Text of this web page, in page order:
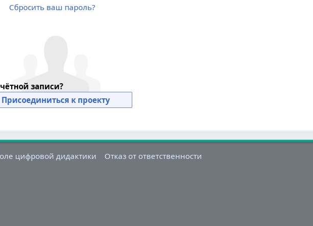
Сбросить ваш пароль?
записи?
Присоединиться к проекту
цифровой дидактики Отказ от ответственности